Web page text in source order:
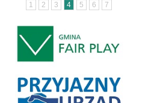
1 2 3 4 5 6 7